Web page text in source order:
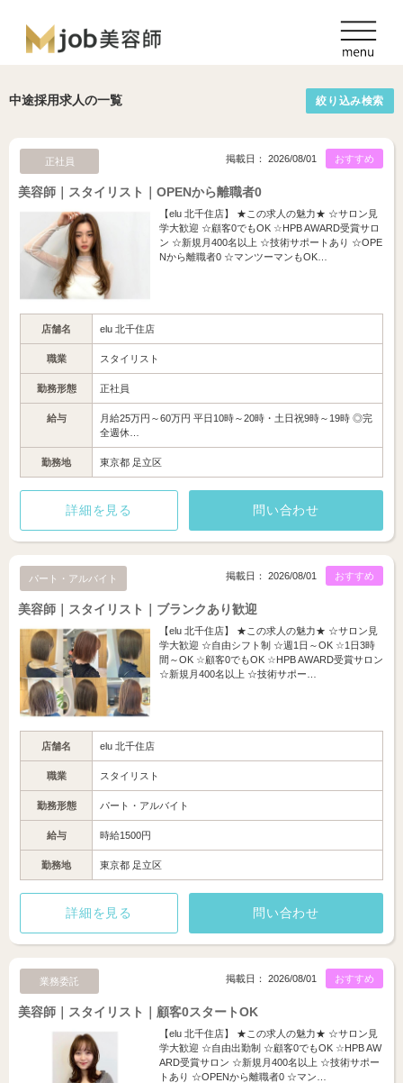
中途採用求人の一覧 絞り込み検索
正社員 おすすめ
掲載日： 2026/08/01
美容師｜スタイリスト｜OPENから離職者0
【elu 北千住店】 ★この求人の魅力★ ☆サロン見
学大歓迎 ☆顧客0でもOK ☆HPB AWARD受賞サロ
ン ☆新規月400名以上 ☆技術サポートあり ☆OPE
Nから離職者0 ☆マンツーマンもOK…
店舗名 elu 北千住店
職業 スタイリスト
勤務形態 正社員
給与
月給25万円～60万円 平日10時～20時・土日祝9時～19時 ◎完
全週休…
勤務地 東京都 足立区
詳細を見る 問い合わせ
パート・アルバイト おすすめ
掲載日： 2026/08/01
美容師｜スタイリスト｜ブランクあり歓迎
【elu 北千住店】 ★この求人の魅力★ ☆サロン見
学大歓迎 ☆自由シフト制 ☆週1日～OK ☆1日3時
間～OK ☆顧客0でもOK ☆HPB AWARD受賞サロン
☆新規月400名以上 ☆技術サポー…
店舗名 elu 北千住店
職業 スタイリスト
勤務形態 パート・アルバイト
給与 時給1500円
勤務地 東京都 足立区
詳細を見る 問い合わせ
業務委託 おすすめ
掲載日： 2026/08/01
美容師｜スタイリスト｜顧客0スタートOK
【elu 北千住店】 ★この求人の魅力★ ☆サロン見
学大歓迎 ☆自由出勤制 ☆顧客0でもOK ☆HPB AW
ARD受賞サロン ☆新規月400名以上 ☆技術サポー
トあり ☆OPENから離職者0 ☆マン…